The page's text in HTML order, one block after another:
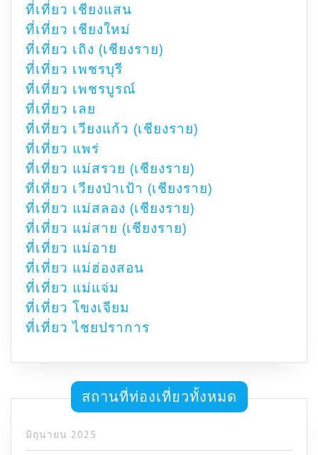
ที่เที่ยว เชียงแสน
ที่เที่ยว เชียงใหม่
ที่เที่ยว เถิง (เชียงราย)
ที่เที่ยว เพชรบุรี
ที่เที่ยว เพชรบูรณ์
ที่เที่ยว เลย
ที่เที่ยว เวียงแก้ว (เชียงราย)
ที่เที่ยว แพร่
ที่เที่ยว แม่สรวย (เชียงราย)
ที่เที่ยว เวียงป่าเป้า (เชียงราย)
ที่เที่ยว แม่สลอง (เชียงราย)
ที่เที่ยว แม่สาย (เชียงราย)
ที่เที่ยว แม่อาย
ที่เที่ยว แม่ฮ่องสอน
ที่เที่ยว แม่แจ่ม
ที่เที่ยว โขงเจียม
ที่เที่ยว ไชยปราการ
สถานที่ท่องเที่ยวทั้งหมด
มิถุนายน 2025